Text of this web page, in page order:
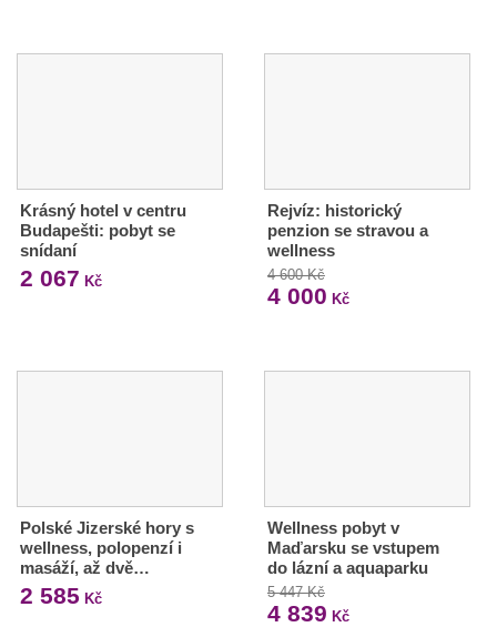
Krásný hotel v centru
Budapešti: pobyt se
snídaní
2 067 Kč
Rejvíz: historický
penzion se stravou a
wellness
4 600 Kč
4 000 Kč
Polské Jizerské hory s
wellness, polopenzí i
masáží, až dvě…
2 585 Kč
Wellness pobyt v
Maďarsku se vstupem
do lázní a aquaparku
5 447 Kč
4 839 Kč